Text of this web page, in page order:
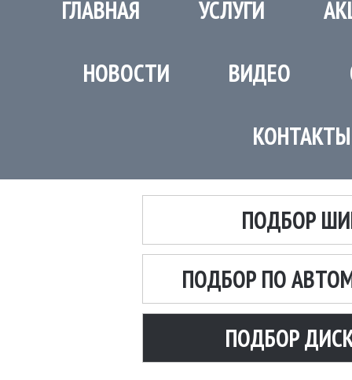
ГЛАВНАЯ УСЛУГИ
НОВОСТИ ВИДЕО
КОНТАКТЫ
ПОДБОР
ПОДБОР ПО
ПОДБОР